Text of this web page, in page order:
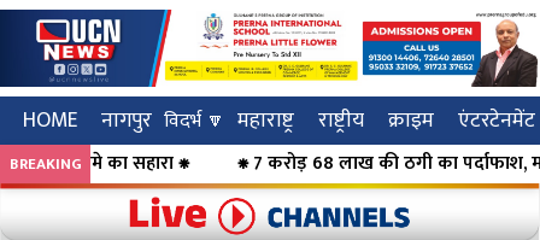
HOME नागपुर विदर्भ 🔽 महाराष्ट्र राष्ट्रीय क्राइम एंटरटेनमेंट
BREAKING
सहारा ⁕ ⁕ 7 करोड़ 68 लाख की ठगी का पर्दाफाश, महिलाओं को